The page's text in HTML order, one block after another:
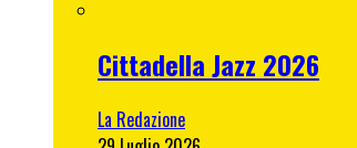
Cittadella Jazz 2026
La Redazione